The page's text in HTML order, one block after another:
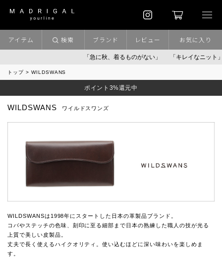
「急に秋、着るものがない」 「キレイなニット」 ポ
アイテム 検索 ブランド レビュー お気に入り
トップ WILDSWANS
ポイント3%還元中
WILDSWANS ワイルドスワンズ
WILDSWANSは1998年にスタートした日本の革製品ブランド。
コバやステッチの色味、刻印に至る細部まで日本の熟練した職人の技が光る
上質で美しい皮製品。
丈夫で長く使えるハイクオリティ。使い込むほどに深い味わいを楽しめま
す。